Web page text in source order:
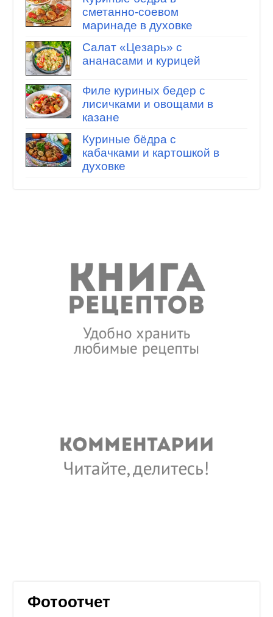
сметанно-соевом
маринаде в духовке
Салат «Цезарь» с
ананасами и курицей
Филе куриных бедер с
лисичками и овощами в
казане
Куриные бёдра с
кабачками и картошкой в
духовке
Фотоотчет